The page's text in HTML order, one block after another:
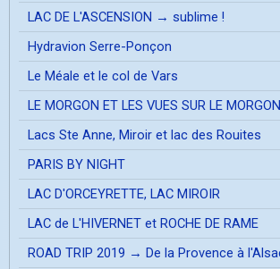
LAC DE L'ASCENSION → sublime !
Hydravion Serre-Ponçon
Le Méale et le col de Vars
LE MORGON ET LES VUES SUR LE MORGON
Lacs Ste Anne, Miroir et lac des Rouites
PARIS BY NIGHT
LAC D'ORCEYRETTE, LAC MIROIR
LAC de L'HIVERNET et ROCHE DE RAME
ROAD TRIP 2019 → De la Provence à